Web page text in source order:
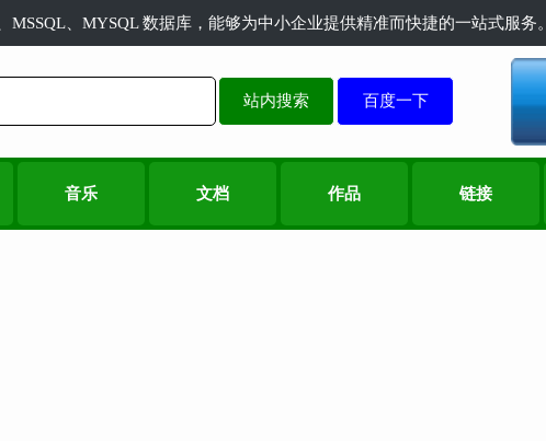
、MYSQL 数据库，能够为中小企业提供精准而快捷的一站式服务。
站内搜索
音乐 文档 作品 链接